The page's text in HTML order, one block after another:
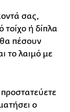
σας,
τοίχο ή δίπλα
πέσουν
το λαιμό με
ο